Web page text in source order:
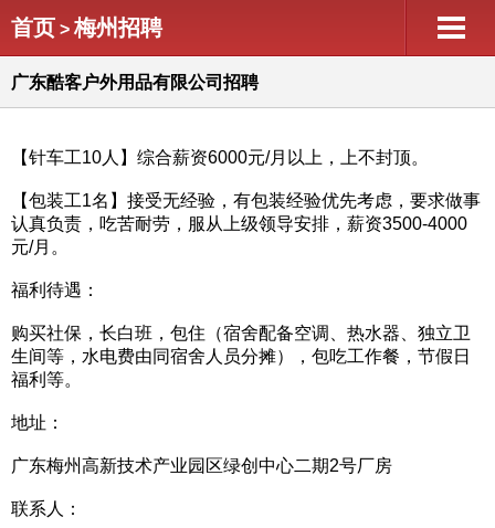
首页 > 梅州招聘
广东酷客户外用品有限公司招聘
【针车工10人】综合薪资6000元/月以上，上不封顶。
【包装工1名】接受无经验，有包装经验优先考虑，要求做事
认真负责，吃苦耐劳，服从上级领导安排，薪资3500-4000
元/月。
福利待遇：
购买社保，长白班，包住（宿舍配备空调、热水器、独立卫
生间等，水电费由同宿舍人员分摊），包吃工作餐，节假日
福利等。
地址：
广东梅州高新技术产业园区绿创中心二期2号厂房
联系人：